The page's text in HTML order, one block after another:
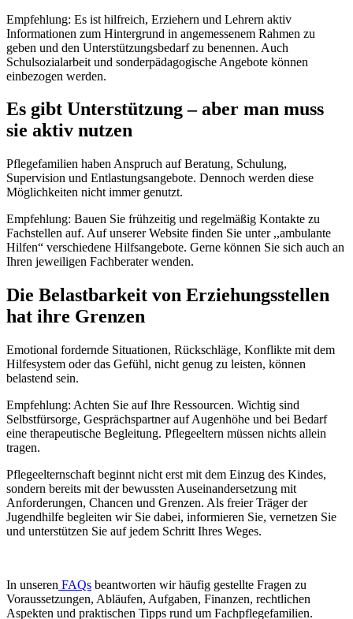
Empfehlung: Es ist hilfreich, Erziehern und Lehrern aktiv
Informationen zum Hintergrund in angemessenem Rahmen zu
geben und den Unterstützungsbedarf zu benennen. Auch
Schulsozialarbeit und sonderpädagogische Angebote können
einbezogen werden.
Es gibt Unterstützung – aber man muss
sie aktiv nutzen
Pflegefamilien haben Anspruch auf Beratung, Schulung,
Supervision und Entlastungsangebote. Dennoch werden diese
Möglichkeiten nicht immer genutzt.
Empfehlung: Bauen Sie frühzeitig und regelmäßig Kontakte zu
Fachstellen auf. Auf unserer Website finden Sie unter ,,ambulante
Hilfen“ verschiedene Hilfsangebote. Gerne können Sie sich auch an
Ihren jeweiligen Fachberater wenden.
Die Belastbarkeit von Erziehungsstellen
hat ihre Grenzen
Emotional fordernde Situationen, Rückschläge, Konflikte mit dem
Hilfesystem oder das Gefühl, nicht genug zu leisten, können
belastend sein.
Empfehlung: Achten Sie auf Ihre Ressourcen. Wichtig sind
Selbstfürsorge, Gesprächspartner auf Augenhöhe und bei Bedarf
eine therapeutische Begleitung. Pflegeeltern müssen nichts allein
tragen.
Pflegeelternschaft beginnt nicht erst mit dem Einzug des Kindes,
sondern bereits mit der bewussten Auseinandersetzung mit
Anforderungen, Chancen und Grenzen. Als freier Träger der
Jugendhilfe begleiten wir Sie dabei, informieren Sie, vernetzen Sie
und unterstützen Sie auf jedem Schritt Ihres Weges.
In unseren FAQs beantworten wir häufig gestellte Fragen zu
Voraussetzungen, Abläufen, Aufgaben, Finanzen, rechtlichen
Aspekten und praktischen Tipps rund um Fachpflegefamilien.